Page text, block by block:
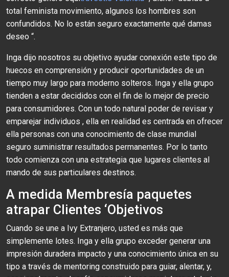
total feminista movimiento, algunos los hombres son
confundidos. No lo están seguro exactamente qué damas
deseo “.
Inga dijo nosotros su objetivo ayudar conexión este tipo de
huecos en comprensión y producir oportunidades de un
tiempo muy largo para moderno solteros. Inga y ella grupo
tienden a estar decididos con el fin de lo mejor de precio
para consumidores. Con un todo natural poder de revisar y
emparejar individuos , ella en realidad es centrada en ofrecer
ella personas con una conocimiento de clase mundial
seguro suministrar resultados permanentes. Por lo tanto
todo comienza con una estrategia que lugares clientes al
mando de sus particulares destinos.
A medida Membresía paquetes
atrapar Clientes ‘Objetivos
Cuando se une a Ivy Extranjero, usted es más que
simplemente lotes. Inga y ella grupo exceder generar una
impresión duradera impacto y una conocimiento única en su
tipo a través de mentoring construido para guiar, alentar, y,